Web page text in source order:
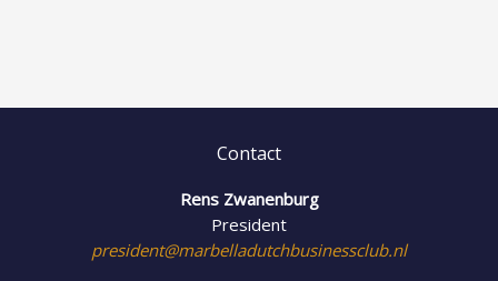
Contact
Rens Zwanenburg
President
president@marbelladutchbusinessclub.nl